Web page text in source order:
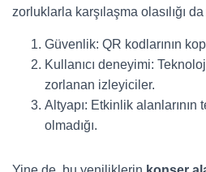
zorluklarla karşılaşma olasılığı
Güvenlik: QR kodlarının
Kullanıcı deneyimi:
zorlanan izleyiciler.
Altyapı: Etkinlik
olmadığı.